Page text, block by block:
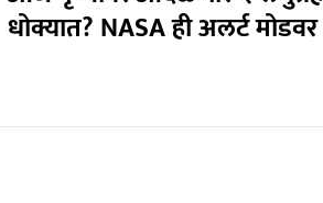
धोक्यात? NASA ही अलर्ट मोडवर